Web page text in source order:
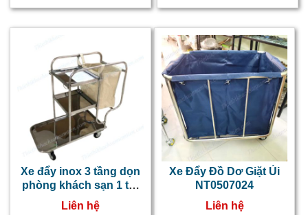
Xe đẩy inox 3 tầng dọn
phòng khách sạn 1 túi
vải NTNT0508020
Liên hệ
Xe Đẩy Đồ Dơ Giặt Ủi
NT0507024
Liên hệ